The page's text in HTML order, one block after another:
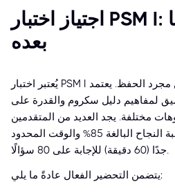
اجتياز اختبار PSM I: التحضير وما
بعده
يُعتبر اختبار PSM I اختبارًا صعبًا، ويتطلب أكثر من مجرد الحفظ. يعتمد
لمفاهيم دليل سكروم والقدرة على
مختلفة. يجد العديد من المتقدمين
أنفسهم مُحبطين بسبب نسبة النجاح البالغة 85% والوقت المحدود
جدًا (60 دقيقة) للإجابة على 80 سؤالًا.
يتضمن التحضير الفعال عادةً ما يلي: